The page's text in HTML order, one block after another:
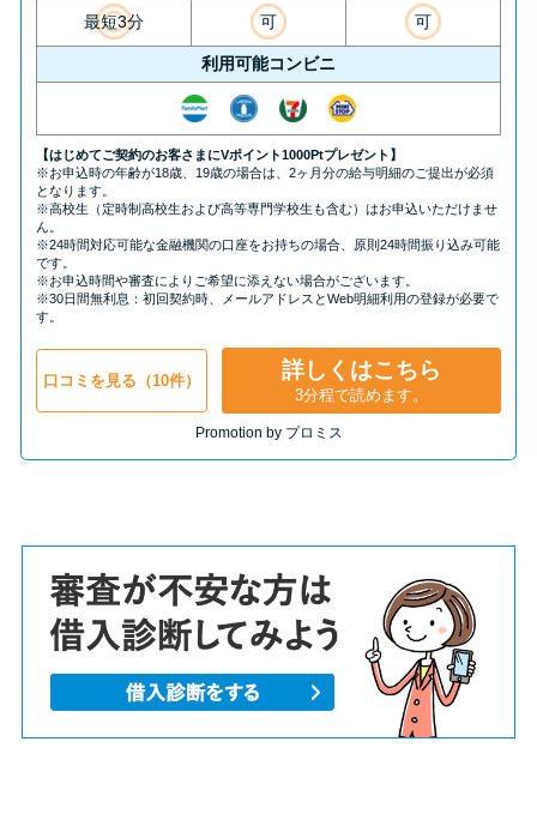
最短3分 可 可
利用可能コンビニ
【はじめてご契約のお客さまにVポイント1000Ptプレゼント】
※お申込時の年齢が18歳、19歳の場合は、2ヶ月分の給与明細のご提出が必須
となります。
※高校生（定時制高校生および高等専門学校生も含む）はお申込いただけませ
ん。
※24時間対応可能な金融機関の口座をお持ちの場合、原則24時間振り込み可能
です。
※お申込時間や審査によりご希望に添えない場合がございます。
※30日間無利息：初回契約時、メールアドレスとWeb明細利用の登録が必要で
す。
口コミを見る（10件） 詳しくはこちら
3分程で読めます。
Promotion by プロミス